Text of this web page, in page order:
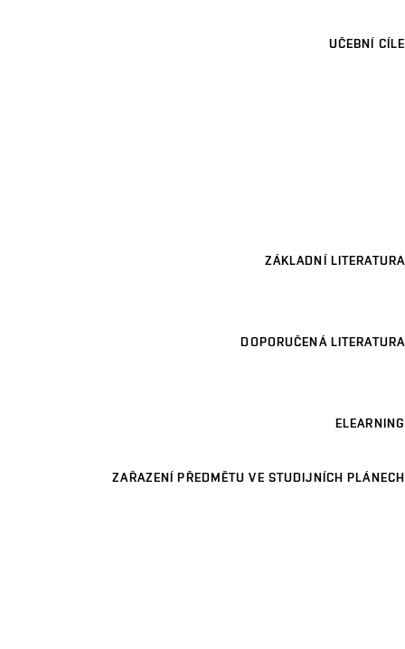
UČEBNÍ CÍLE
ZÁKLADNÍ LITERATURA
DOPORUČENÁ LITERATURA
ELEARNING
ZAŘAZENÍ PŘEDMĚTU VE STUDIJNÍCH PLÁNECH